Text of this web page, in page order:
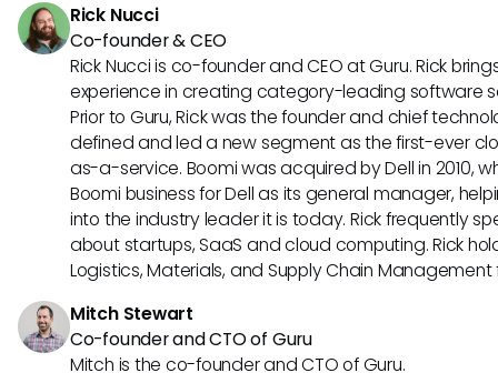
Rick Nucci
Co-founder & CEO
Rick Nucci is co-founder and CEO at Guru. Rick
experience in creating category-leading software
Prior to Guru, Rick was the founder and chief
defined and led a new segment as the first-ever
as-a-service. Boomi was acquired by Dell in 2010,
Boomi business for Dell as its general manager,
into the industry leader it is today. Rick frequently
about startups, SaaS and cloud computing. Rick
Logistics, Materials, and Supply Chain Management
Mitch Stewart
Co-founder and CTO of Guru
Mitch is the co-founder and CTO of Guru.